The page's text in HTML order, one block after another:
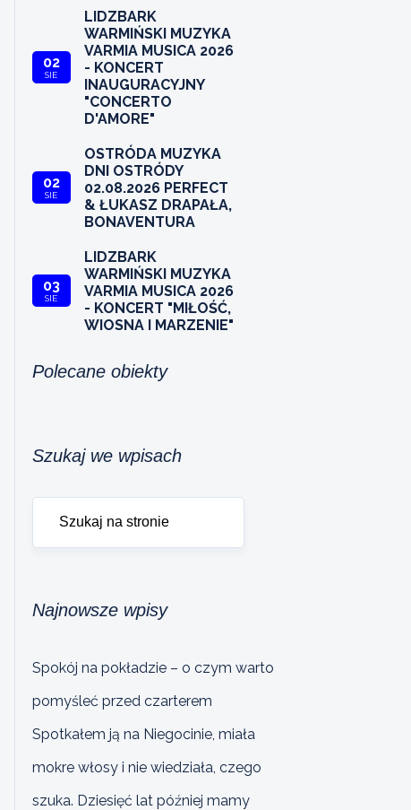
02
SIE
LIDZBARK
WARMIŃSKI MUZYKA
VARMIA MUSICA 2026
- KONCERT
INAUGURACYJNY
"CONCERTO
D'AMORE"
02
SIE
OSTRÓDA MUZYKA
DNI OSTRÓDY
02.08.2026 PERFECT
& ŁUKASZ DRAPAŁA,
BONAVENTURA
03
SIE
LIDZBARK
WARMIŃSKI MUZYKA
VARMIA MUSICA 2026
- KONCERT "MIŁOŚĆ,
WIOSNA I MARZENIE"
Polecane obiekty
Szukaj we wpisach
Najnowsze wpisy
Spokój na pokładzie – o czym warto
pomyśleć przed czarterem
Spotkałem ją na Niegocinie, miała
mokre włosy i nie wiedziała, czego
szuka. Dziesięć lat później mamy